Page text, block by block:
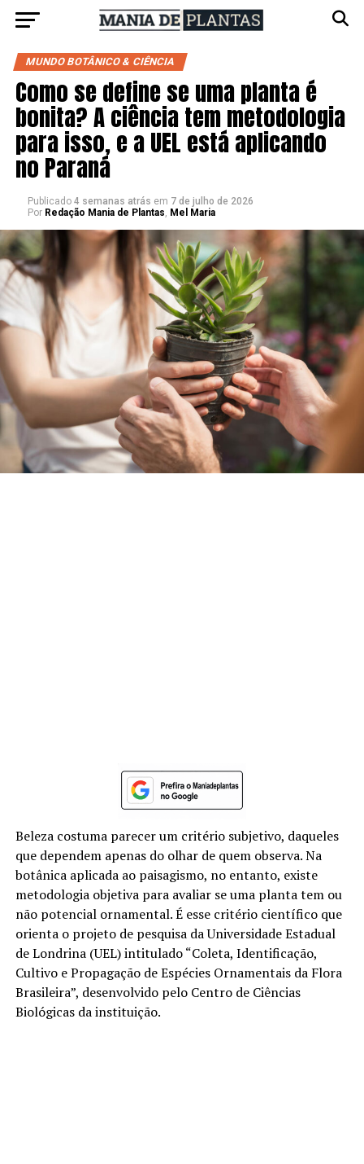
MUNDO BOTÂNICO & CIÊNCIA
Como se define se uma planta é
bonita? A ciência tem metodologia
para isso, e a UEL está aplicando
no Paraná
Publicado 4 semanas atrás em 7 de julho de 2026
Por Redação Mania de Plantas, Mel Maria
Beleza costuma parecer um critério subjetivo, daqueles
que dependem apenas do olhar de quem observa. Na
botânica aplicada ao paisagismo, no entanto, existe
metodologia objetiva para avaliar se uma planta tem ou
não potencial ornamental. É esse critério científico que
orienta o projeto de pesquisa da Universidade Estadual
de Londrina (UEL) intitulado “Coleta, Identificação,
Cultivo e Propagação de Espécies Ornamentais da Flora
Brasileira”, desenvolvido pelo Centro de Ciências
Biológicas da instituição.